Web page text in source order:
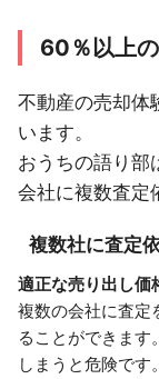
60％以上
不動産の売却体
います。
おうちの語り部
会社に複数査定
複数社に査定
適正な売り出し価
複数の会社に査定
ることができます
しまうと危険です